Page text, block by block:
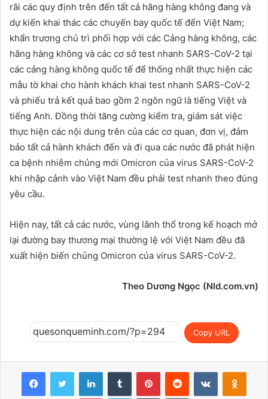
rãi các quy định trên đến tất cả hãng hàng không đang và
dự kiến khai thác các chuyến bay quốc tế đến Việt Nam;
khẩn trương chủ trì phối hợp với các Cảng hàng không, các
hãng hàng không và các cơ sở test nhanh SARS-CoV-2 tại
các cảng hàng không quốc tế để thống nhất thực hiện các
mẫu tờ khai cho hành khách khai test nhanh SARS-CoV-2
và phiếu trả kết quả bao gồm 2 ngôn ngữ là tiếng Việt và
tiếng Anh. Đồng thời tăng cường kiểm tra, giám sát việc
thực hiện các nội dung trên của các cơ quan, đơn vị, đảm
bảo tất cả hành khách đến và đi qua các nước đã phát hiện
ca bệnh nhiễm chủng mới Omicron của virus SARS-CoV-2
khi nhập cảnh vào Việt Nam đều phải test nhanh theo đúng
yêu cầu.
Hiện nay, tất cả các nước, vùng lãnh thổ trong kế hoạch mở
lại đường bay thương mại thường lệ với Việt Nam đều đã
xuất hiện biến chủng Omicron của virus SARS-CoV-2.
Theo Dương Ngọc (Nld.com.vn)
Copy URL
FacebookTwitter LinkedInTumblr PinterestReddit VKontakte